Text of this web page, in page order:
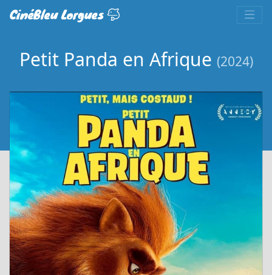
CinéBleu Lorgues
Petit Panda en Afrique (2024)